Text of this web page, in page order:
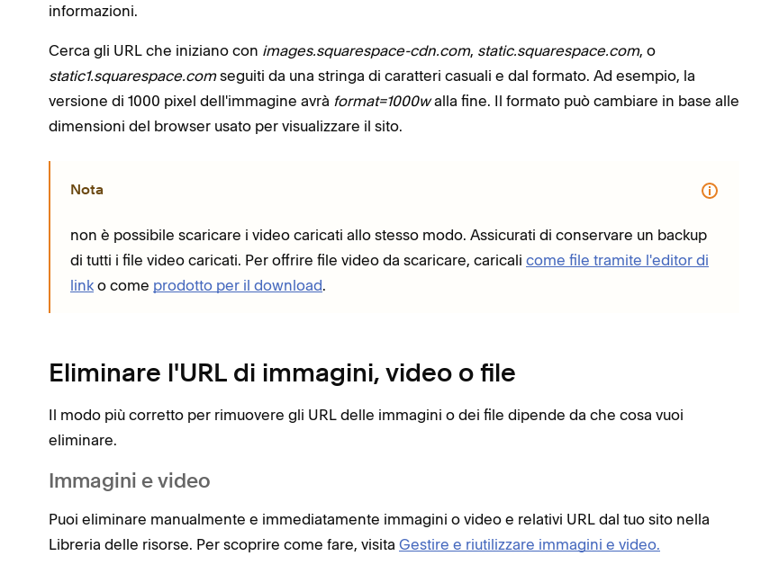
informazioni.
Cerca gli URL che iniziano con images.squarespace-cdn.com, static.squarespace.com, o
static1.squarespace.comseguiti da una stringa di caratteri casuali e dal formato. Ad esempio, la
versione di 1000 pixel dell'immagine avrà format=1000walla fine. Il formato può cambiare in base alle
dimensioni del browser usato per visualizzare il sito.
Nota
non è possibile scaricare i video caricati allo stesso modo. Assicurati di conservare un backup
di tutti i file video caricati. Per offrire file video da scaricare, caricali come file tramite l'editor di
link o come prodotto per il download.
Eliminare l'URL di immagini, video o file
Il modo più corretto per rimuovere gli URL delle immagini o dei file dipende da che cosa vuoi
eliminare.
Immagini e video
Puoi eliminare manualmente e immediatamente immagini o video e relativi URL dal tuo sito nella
Libreria delle risorse. Per scoprire come fare, visita Gestire e riutilizzare immagini e video.